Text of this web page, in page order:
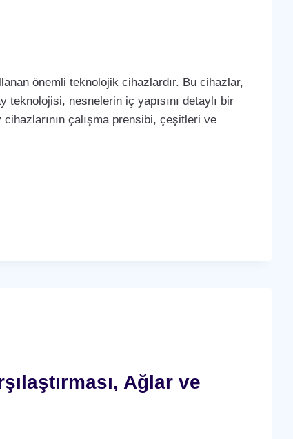
önemli teknolojik cihazlardır. Bu cihazlar,
nesnelerin iç yapısını detaylı bir
çalışma prensibi, çeşitleri ve
Ağlar ve